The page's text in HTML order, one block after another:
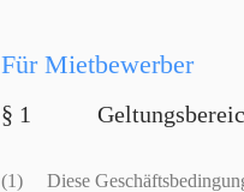
Für Mietbewerber
§ 1 Geltungsbereich,
(1) Diese